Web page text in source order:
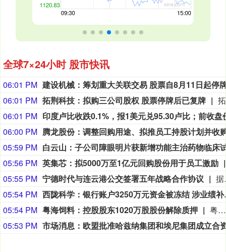
全球7×24小时 股市快讯
06:01 PM 建设机械：筹划重大关联交易 股票自8月11日起停
06:01 PM 拓荆科技：拟购三公司股权 股票停牌后已复牌
06:01 PM 印度卢比收跌0.1%，报1美元兑95.30卢比；前收盘价为
06:00 PM
05:59 PM
05:56 PM 英集芯：拟5000万至1亿元回购股份用于员工激励
05:55 PM 宁德时代与连云港公交签署五年战略合作协议
据宁德时代消息，近日
05:54 PM
西陇科
05:54 PM 粤海饲料：控股股东1020万股股份解除质押
粤海饲料公告称，近日控股股东对虾公司所持1020万股股份解除质押，占其所持股份比例1.46%，占公司总股本比例4.11%。截至公告披露日，对虾公司及其一致行动人累计被质押股份1.10亿股，占其所持股份比例23.93%，占公司总股本比例15.78%。对虾公司股份质押风险可控，该行为对上市公司无影响，未出现导致公司实控权变更的实质性因素。
05:53 PM